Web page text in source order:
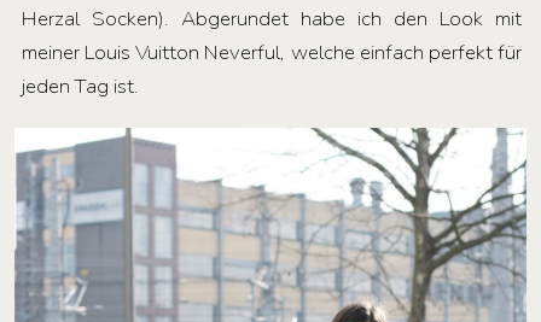
Herzal Socken). Abgerundet habe ich den Look mit
meiner Louis Vuitton Neverful, welche einfach perfekt für
jeden Tag ist.